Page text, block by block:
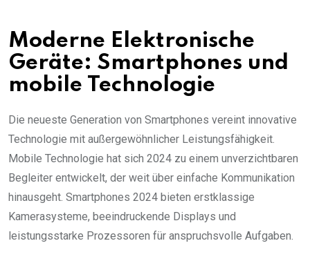
Moderne Elektronische
Geräte: Smartphones und
mobile Technologie
Die neueste Generation von Smartphones vereint innovative
Technologie mit außergewöhnlicher Leistungsfähigkeit.
Mobile Technologie hat sich 2024 zu einem unverzichtbaren
Begleiter entwickelt, der weit über einfache Kommunikation
hinausgeht. Smartphones 2024 bieten erstklassige
Kamerasysteme, beeindruckende Displays und
leistungsstarke Prozessoren für anspruchsvolle Aufgaben.